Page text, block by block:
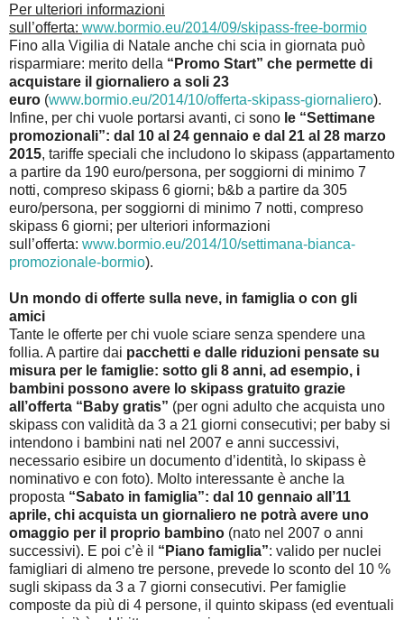
Per ulteriori informazioni
sull’offerta: www.bormio.eu/2014/09/skipass-free-bormio
Fino alla Vigilia di Natale anche chi scia in giornata può
risparmiare: merito della “Promo Start” che permette di
acquistare il giornaliero a soli 23
euro (www.bormio.eu/2014/10/offerta-skipass-giornaliero).
Infine, per chi vuole portarsi avanti, ci sono le “Settimane
promozionali”: dal 10 al 24 gennaio e dal 21 al 28 marzo
2015, tariffe speciali che includono lo skipass (appartamento
a partire da 190 euro/persona, per soggiorni di minimo 7
notti, compreso skipass 6 giorni; b&b a partire da 305
euro/persona, per soggiorni di minimo 7 notti, compreso
skipass 6 giorni; per ulteriori informazioni
sull’offerta: www.bormio.eu/2014/10/settimana-bianca-
promozionale-bormio).
Un mondo di offerte sulla neve, in famiglia o con gli
amici
Tante le offerte per chi vuole sciare senza spendere una
follia. A partire dai pacchetti e dalle riduzioni pensate su
misura per le famiglie: sotto gli 8 anni, ad esempio, i
bambini possono avere lo skipass gratuito grazie
all’offerta “Baby gratis” (per ogni adulto che acquista uno
skipass con validità da 3 a 21 giorni consecutivi; per baby si
intendono i bambini nati nel 2007 e anni successivi,
necessario esibire un documento d’identità, lo skipass è
nominativo e con foto). Molto interessante è anche la
proposta “Sabato in famiglia”: dal 10 gennaio all’11
aprile, chi acquista un giornaliero ne potrà avere uno
omaggio per il proprio bambino (nato nel 2007 o anni
successivi). E poi c’è il “Piano famiglia”: valido per nuclei
famigliari di almeno tre persone, prevede lo sconto del 10 %
sugli skipass da 3 a 7 giorni consecutivi. Per famiglie
composte da più di 4 persone, il quinto skipass (ed eventuali